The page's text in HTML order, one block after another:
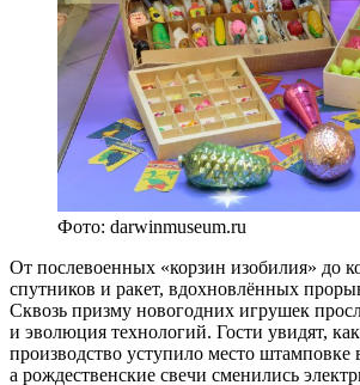
Фото: darwinmuseum.ru
От послевоенных «корзин изобилия» до
спутников и ракет, вдохновлённых
Сквозь призму новогодних игрушек
и эволюция технологий. Гости увидят,
производство уступило место штамповке
а рождественские свечи сменились